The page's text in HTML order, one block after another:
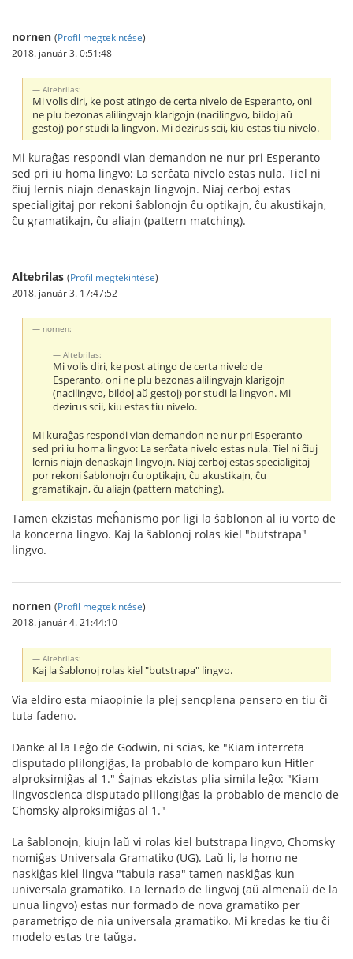
nornen (Profil megtekintése)
2018. január 3. 0:51:48
Altebrilas:
Mi volis diri, ke post atingo de certa nivelo de Esperanto, oni
ne plu bezonas alilingvajn klarigojn (nacilingvo, bildoj aŭ
gestoj) por studi la lingvon. Mi dezirus scii, kiu estas tiu nivelo.
Mi kuraĝas respondi vian demandon ne nur pri Esperanto
sed pri iu homa lingvo: La serĉata nivelo estas nula. Tiel ni
ĉiuj lernis niajn denaskajn lingvojn. Niaj cerboj estas
specialigitaj por rekoni ŝablonojn ĉu optikajn, ĉu akustikajn,
ĉu gramatikajn, ĉu aliajn (pattern matching).
Altebrilas (Profil megtekintése)
2018. január 3. 17:47:52
nornen:
Altebrilas:
Mi volis diri, ke post atingo de certa nivelo de
Esperanto, oni ne plu bezonas alilingvajn klarigojn
(nacilingvo, bildoj aŭ gestoj) por studi la lingvon. Mi
dezirus scii, kiu estas tiu nivelo.
Mi kuraĝas respondi vian demandon ne nur pri Esperanto
sed pri iu homa lingvo: La serĉata nivelo estas nula. Tiel ni ĉiuj
lernis niajn denaskajn lingvojn. Niaj cerboj estas specialigitaj
por rekoni ŝablonojn ĉu optikajn, ĉu akustikajn, ĉu
gramatikajn, ĉu aliajn (pattern matching).
Tamen ekzistas meĥanismo por ligi la ŝablonon al iu vorto de
la koncerna lingvo. Kaj la ŝablonoj rolas kiel "butstrapa"
lingvo.
nornen (Profil megtekintése)
2018. január 4. 21:44:10
Altebrilas:
Kaj la ŝablonoj rolas kiel "butstrapa" lingvo.
Via eldiro esta miaopinie la plej sencplena pensero en tiu ĉi
tuta fadeno.
Danke al la Leĝo de Godwin, ni scias, ke "Kiam interreta
disputado plilongiĝas, la probablo de komparo kun Hitler
alproksimiĝas al 1." Ŝajnas ekzistas plia simila leĝo: "Kiam
lingvoscienca disputado plilongiĝas la probablo de mencio de
Chomsky alproksimiĝas al 1."
La ŝablonojn, kiujn laŭ vi rolas kiel butstrapa lingvo, Chomsky
nomiĝas Universala Gramatiko (UG). Laŭ li, la homo ne
naskiĝas kiel lingva "tabula rasa" tamen naskiĝas kun
universala gramatiko. La lernado de lingvoj (aŭ almenaŭ de la
unua lingvo) estas nur formado de nova gramatiko per
parametrigo de nia universala gramatiko. Mi kredas ke tiu ĉi
modelo estas tre taŭga.